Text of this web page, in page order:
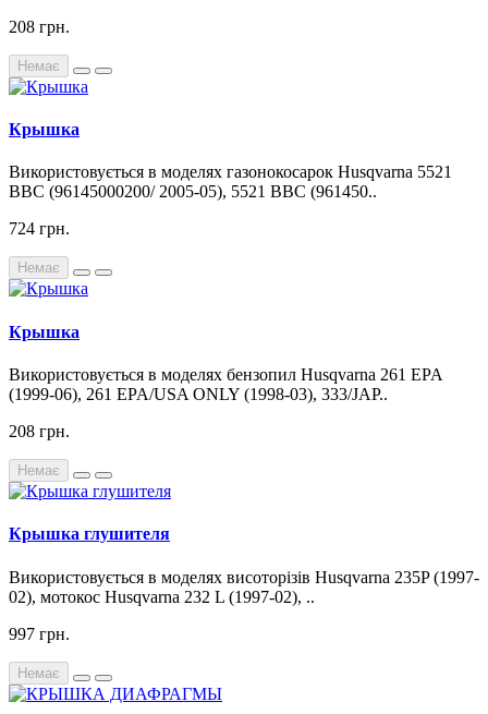
208 грн.
Немає
Крышка
Використовується в моделях газонокосарок Husqvarna 5521
BBC (96145000200/ 2005-05), 5521 BBC (961450..
724 грн.
Немає
Крышка
Використовується в моделях бензопил Husqvarna 261 EPA
(1999-06), 261 EPA/USA ONLY (1998-03), 333/JAP..
208 грн.
Немає
Крышка глушителя
Використовується в моделях висоторізів Husqvarna 235P (1997-
02), мотокос Husqvarna 232 L (1997-02), ..
997 грн.
Немає